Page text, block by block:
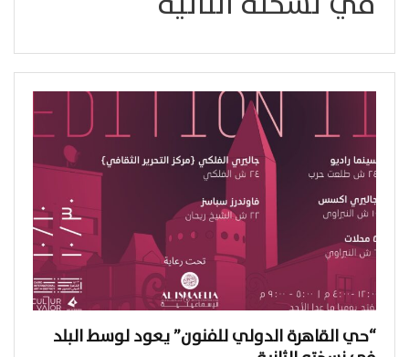
“حي القاهرة الدولي للفنون” يعود لوسط البلد